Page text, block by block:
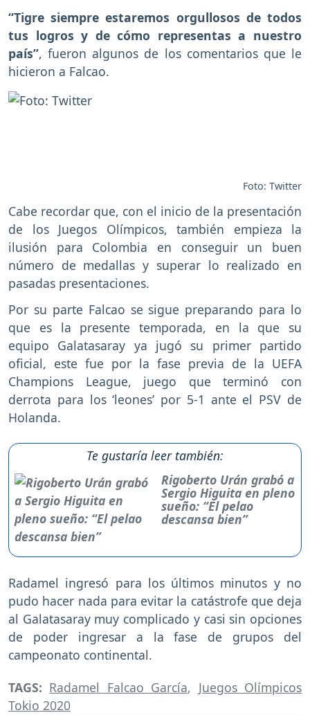
“Tigre siempre estaremos orgullosos de todos
tus logros y de cómo representas a nuestro
país”, fueron algunos de los comentarios que le
hicieron a Falcao.
Foto: Twitter
Cabe recordar que, con el inicio de la presentación
de los Juegos Olímpicos, también empieza la
ilusión para Colombia en conseguir un buen
número de medallas y superar lo realizado en
pasadas presentaciones.
Por su parte Falcao se sigue preparando para lo
que es la presente temporada, en la que su
equipo Galatasaray ya jugó su primer partido
oficial, este fue por la fase previa de la UEFA
Champions League, juego que terminó con
derrota para los ‘leones’ por 5-1 ante el PSV de
Holanda.
Te gustaría leer también:
Rigoberto Urán grabó a
Sergio Higuita en pleno
sueño: “El pelao
descansa bien”
Radamel ingresó para los últimos minutos y no
pudo hacer nada para evitar la catástrofe que deja
al Galatasaray muy complicado y casi sin opciones
de poder ingresar a la fase de grupos del
campeonato continental.
TAGS: Radamel Falcao García, Juegos Olímpicos
Tokio 2020